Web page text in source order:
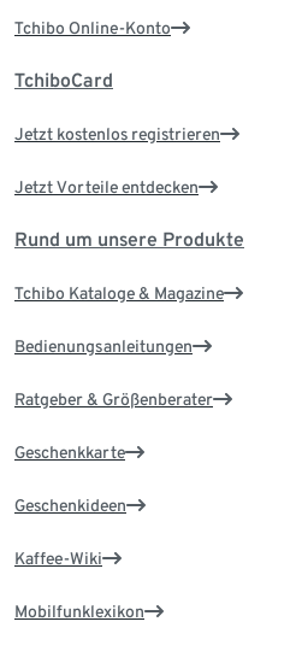
Tchibo Online-Konto
TchiboCard
Jetzt kostenlos registrieren
Jetzt Vorteile entdecken
Rund um unsere Produkte
Tchibo Kataloge & Magazine
Bedienungsanleitungen
Ratgeber & Größenberater
Geschenkkarte
Geschenkideen
Kaffee-Wiki
Mobilfunklexikon